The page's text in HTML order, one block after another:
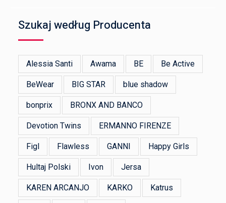
Szukaj według Producenta
Alessia Santi Awama BE Be Active
BeWear BIG STAR blue shadow
bonprix BRONX AND BANCO
Devotion Twins ERMANNO FIRENZE
Figl Flawless GANNI Happy Girls
Hultaj Polski Ivon Jersa
KAREN ARCANJO KARKO Katrus